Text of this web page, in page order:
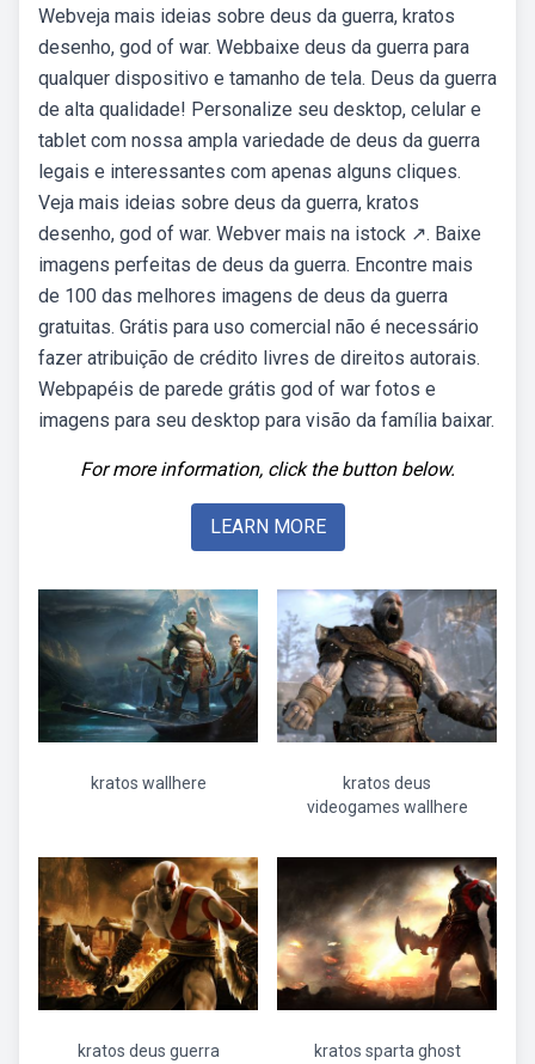
Webveja mais ideias sobre deus da guerra, kratos
desenho, god of war. Webbaixe deus da guerra para
qualquer dispositivo e tamanho de tela. Deus da guerra
de alta qualidade! Personalize seu desktop, celular e
tablet com nossa ampla variedade de deus da guerra
legais e interessantes com apenas alguns cliques.
Veja mais ideias sobre deus da guerra, kratos
desenho, god of war. Webver mais na istock ↗. Baixe
imagens perfeitas de deus da guerra. Encontre mais
de 100 das melhores imagens de deus da guerra
gratuitas. Grátis para uso comercial não é necessário
fazer atribuição de crédito livres de direitos autorais.
Webpapéis de parede grátis god of war fotos e
imagens para seu desktop para visão da família baixar.
For more information, click the button below.
LEARN MORE
kratos wallhere
kratos deus
videogames wallhere
kratos deus guerra
kratos sparta ghost